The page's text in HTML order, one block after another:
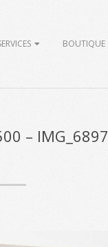
BOUTIQUE
– IMG_6897